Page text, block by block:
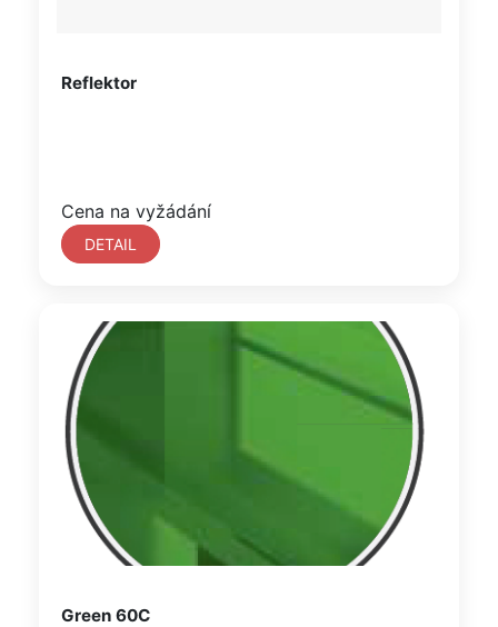
Reflektor
Cena na vyžádání
DETAIL
Green 60C